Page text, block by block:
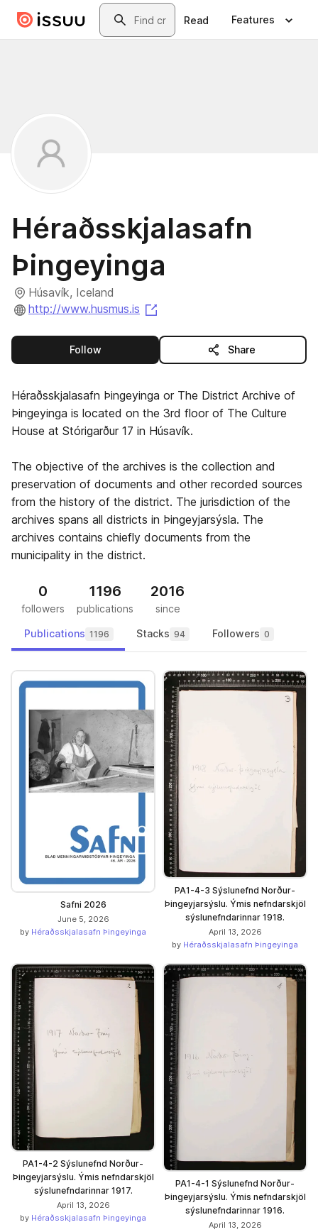
Skip to main contentSearch
Read Features
Héraðsskjalasafn
Þingeyinga
Húsavík, Iceland
http://www.husmus.is
Followthis publisher Share
Héraðsskjalasafn Þingeyinga or The District Archive of
Þingeyinga is located on the 3rd floor of The Culture
House at Stórigarður 17 in Húsavík.
The objective of the archives is the collection and
preservation of documents and other recorded sources
from the history of the district. The jurisdiction of the
archives spans all districts in Þingeyjarsýsla. The
archives contains chiefly documents from the
municipality in the district.
0
followers
1196
publications
2016
since
Publications 1196 Stacks 94 Followers 0
Safni 2026
June 5, 2026
by Héraðsskjalasafn Þingeyinga
PA1-4-3 Sýslunefnd Norður-
Þingeyjarsýslu. Ýmis nefndarskjöl
sýslunefndarinnar 1918.
April 13, 2026
by Héraðsskjalasafn Þingeyinga
PA1-4-2 Sýslunefnd Norður-
Þingeyjarsýslu. Ýmis nefndarskjöl
sýslunefndarinnar 1917.
April 13, 2026
by Héraðsskjalasafn Þingeyinga
PA1-4-1 Sýslunefnd Norður-
Þingeyjarsýslu. Ýmis nefndarskjöl
sýslunefndarinnar 1916.
April 13, 2026